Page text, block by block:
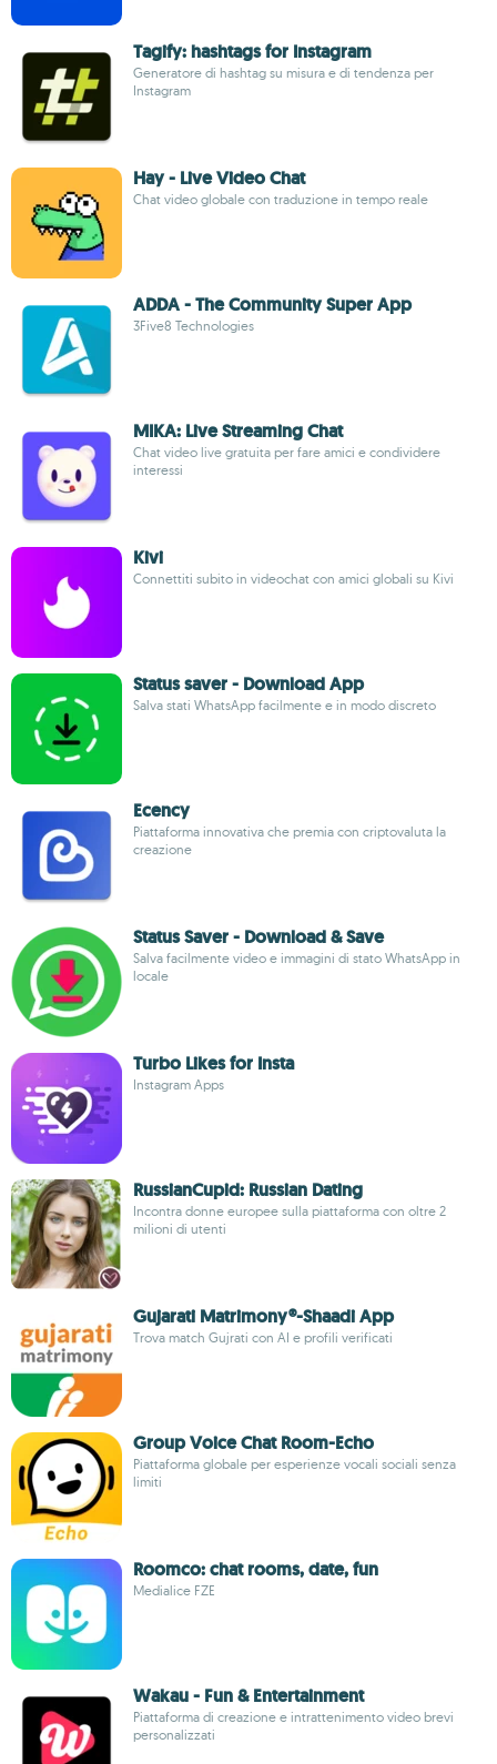
Tagify: hashtags for Instagram
Generatore di hashtag su misura e di tendenza per
Instagram
Hay - Live Video Chat
Chat video globale con traduzione in tempo reale
ADDA - The Community Super App
3Five8 Technologies
MIKA: Live Streaming Chat
Chat video live gratuita per fare amici e condividere
interessi
Kivi
Connettiti subito in videochat con amici globali su Kivi
Status saver - Download App
Salva stati WhatsApp facilmente e in modo discreto
Ecency
Piattaforma innovativa che premia con criptovaluta la
creazione
Status Saver - Download & Save
Salva facilmente video e immagini di stato WhatsApp in
locale
Turbo Likes for Insta
Instagram Apps
RussianCupid: Russian Dating
Incontra donne europee sulla piattaforma con oltre 2
milioni di utenti
Gujarati Matrimony®-Shaadi App
Trova match Gujrati con AI e profili verificati
Group Voice Chat Room-Echo
Piattaforma globale per esperienze vocali sociali senza
limiti
Roomco: chat rooms, date, fun
Medialice FZE
Wakau - Fun & Entertainment
Piattaforma di creazione e intrattenimento video brevi
personalizzati